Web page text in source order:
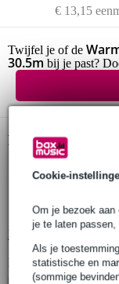
Cookie-
Om je bezoek aan
je te laten
Als je
statistische en
(sommige
€ 13,15
Twijfel je of de
30.5m bij je past?
Productinformatie
Warm Audio
lengte: 30.5 m
Bekijk alle
Bekijk ook eens (4)